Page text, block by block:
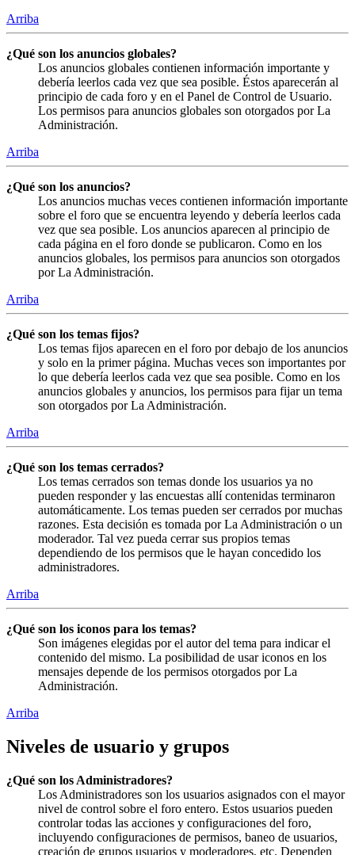
Arriba
¿Qué son los anuncios globales?
Los anuncios globales contienen información importante y
debería leerlos cada vez que sea posible. Éstos aparecerán al
principio de cada foro y en el Panel de Control de Usuario.
Los permisos para anuncios globales son otorgados por La
Administración.
Arriba
¿Qué son los anuncios?
Los anuncios muchas veces contienen información importante
sobre el foro que se encuentra leyendo y debería leerlos cada
vez que sea posible. Los anuncios aparecen al principio de
cada página en el foro donde se publicaron. Como en los
anuncios globales, los permisos para anuncios son otorgados
por La Administración.
Arriba
¿Qué son los temas fijos?
Los temas fijos aparecen en el foro por debajo de los anuncios
y solo en la primer página. Muchas veces son importantes por
lo que debería leerlos cada vez que sea posible. Como en los
anuncios globales y anuncios, los permisos para fijar un tema
son otorgados por La Administración.
Arriba
¿Qué son los temas cerrados?
Los temas cerrados son temas donde los usuarios ya no
pueden responder y las encuestas allí contenidas terminaron
automáticamente. Los temas pueden ser cerrados por muchas
razones. Esta decisión es tomada por La Administración o un
moderador. Tal vez pueda cerrar sus propios temas
dependiendo de los permisos que le hayan concedido los
administradores.
Arriba
¿Qué son los iconos para los temas?
Son imágenes elegidas por el autor del tema para indicar el
contenido del mismo. La posibilidad de usar iconos en los
mensajes depende de los permisos otorgados por La
Administración.
Arriba
Niveles de usuario y grupos
¿Qué son los Administradores?
Los Administradores son los usuarios asignados con el mayor
nivel de control sobre el foro entero. Estos usuarios pueden
controlar todas las acciones y configuraciones del foro,
incluyendo configuraciones de permisos, baneo de usuarios,
creación de grupos usuarios y moderadores, etc. Dependen